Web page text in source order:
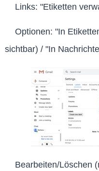
Links: "Etiketten
Optionen: "In
sichtbar) / "In
Bearbeiten/Löschen